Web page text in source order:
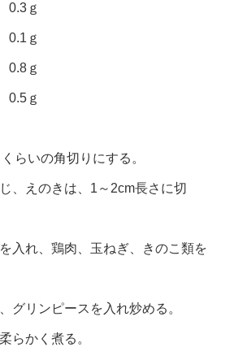
ｇ
ｇ
らいの角切りにする。
、えのきは、1～2cm長さに切
入れ、鶏肉、玉ねぎ、きのこ類を
グリンピースを入れ炒める。
かく煮る。